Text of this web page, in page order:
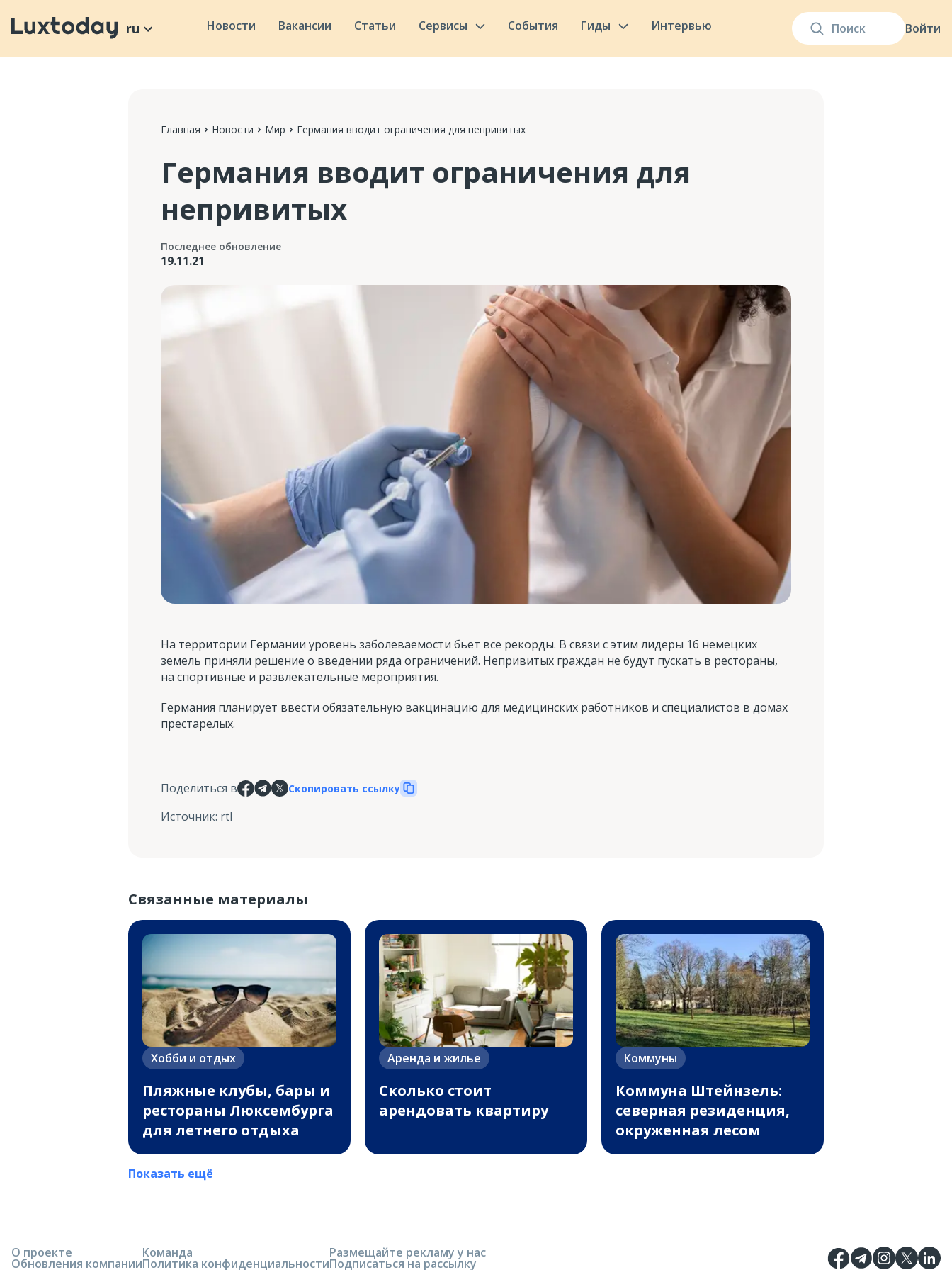
Войти
ru Новости Вакансии Статьи Сервисы События Гиды Интервью
Главная Новости Мир Германия вводит ограничения для непривитых
Германия вводит ограничения для
непривитых
Последнее обновление
19.11.21
На территории Германии уровень заболеваемости бьет все рекорды. В связи с этим лидеры 16 немецких
земель приняли решение о введении ряда ограничений. Непривитых граждан не будут пускать в рестораны,
на спортивные и развлекательные мероприятия.
Германия планирует ввести обязательную вакцинацию для медицинских работников и специалистов в домах
престарелых.
Поделиться в Скопировать ссылку
Источник: rtl
Связанные материалы
Хобби и отдых
Пляжные клубы, бары и
рестораны Люксембурга
для летнего отдыха
Аренда и жилье
Сколько стоит
арендовать квартиру
Коммуны
Коммуна Штейнзель:
северная резиденция,
окруженная лесом
Показать ещё
О проекте
Обновления компании
Команда
Политика конфиденциальности
Размещайте рекламу у нас
Подписаться на рассылку